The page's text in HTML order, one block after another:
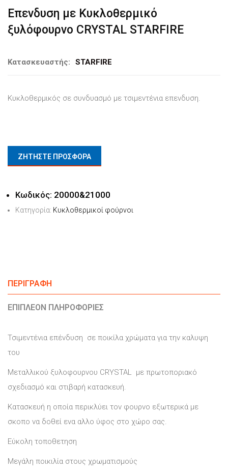
Επενδυση με Κυκλοθερμικό
ξυλόφουρνο CRYSTAL STARFIRE
Κατασκευαστής: STARFIRE
Κυκλοθερμικός σε συνδυασμό με τσιμεντένια επενδυση.
ΖΗΤΗΣΤΕ ΠΡΟΣΦΟΡΑ
Κωδικός: 20000&21000
Κατηγορία: Κυκλοθερμικοί φούρνοι
ΠΕΡΙΓΡΑΦΉ
ΕΠΙΠΛΈΟΝ ΠΛΗΡΟΦΟΡΊΕΣ
Τσιμεντένια επένδυση σε ποικίλα χρώματα για την καλυψη
του
Μεταλλικού ξυλοφουρνου CRYSTAL με πρωτοποριακό
σχεδιασμό και στιβαρή κατασκευή.
Κατασκευή η οποία περικλύει τον φουρνο εξωτερικά με
σκοπο να δοθεί ενα αλλο ύφος στο χώρο σας.
Εύκολη τοποθετηση
Μεγάλη ποικιλία στους χρωματισμούς